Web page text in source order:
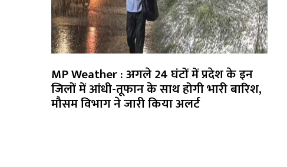
MP Weather : अगले 24 घंटों में प्रदेश के इन
जिलों में आंधी-तूफान के साथ होगी भारी बारिश,
मौसम विभाग ने जारी किया अलर्ट